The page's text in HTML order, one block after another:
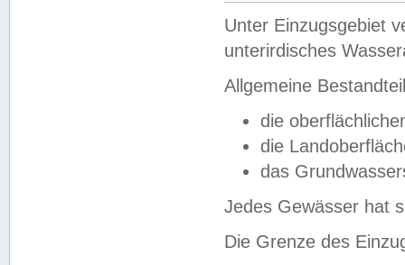
Unter Einzugsgebiet
unterirdisches
Allgemeine
die
die
das
Jedes Gewässer hat
Die Grenze des